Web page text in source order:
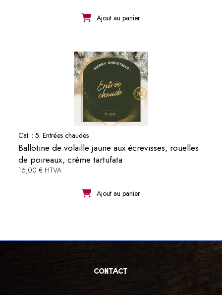
Ajout au panier
Cat. : 5. Entrées chaudes
Ballotine de volaille jaune aux écrevisses, rouelles
de poireaux, crème tartufata
16,00 € HTVA
Ajout au panier
contact